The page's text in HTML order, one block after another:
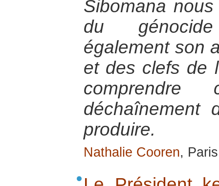
Sibomana
du
également son
et des clefs de
déchaînement
produire.
Nathalie Cooren,